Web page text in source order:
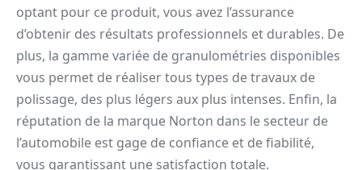
optant pour ce produit, vous avez l’assurance
d’obtenir des résultats professionnels et durables. De
plus, la gamme variée de granulométries disponibles
vous permet de réaliser tous types de travaux de
polissage, des plus légers aux plus intenses. Enfin, la
réputation de la marque Norton dans le secteur de
l’automobile est gage de confiance et de fiabilité,
vous garantissant une satisfaction totale.